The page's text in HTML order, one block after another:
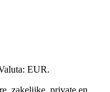
EUR.
zakelijke, private en